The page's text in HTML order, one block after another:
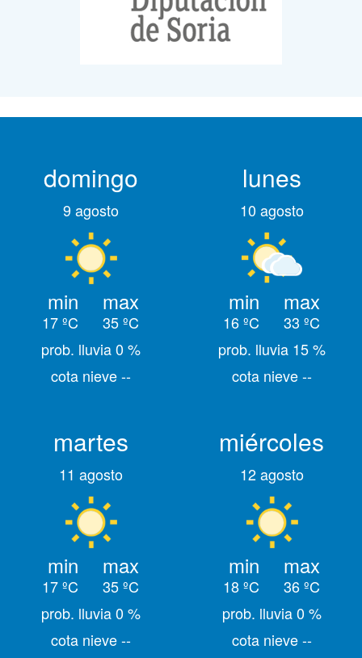
domingo
9 agosto
min
17 ºC
max
35 ºC
prob. lluvia 0 %
cota nieve --
lunes
10 agosto
min
16 ºC
max
33 ºC
prob. lluvia 15 %
cota nieve --
martes
11 agosto
min
17 ºC
max
35 ºC
prob. lluvia 0 %
cota nieve --
miércoles
12 agosto
min
18 ºC
max
36 ºC
prob. lluvia 0 %
cota nieve --